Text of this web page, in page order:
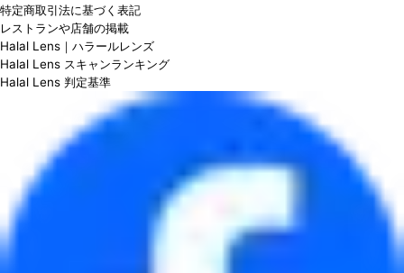
特定商取引法に基づく表記
レストランや店舗の掲載
Halal Lens｜ハラールレンズ
Halal Lens スキャンランキング
Halal Lens 判定基準